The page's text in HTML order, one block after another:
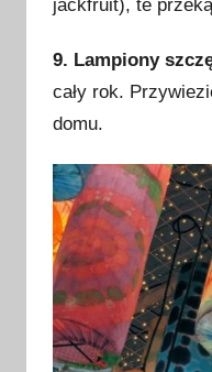
jackfruit), te
9. Lampiony
cały rok.
domu.